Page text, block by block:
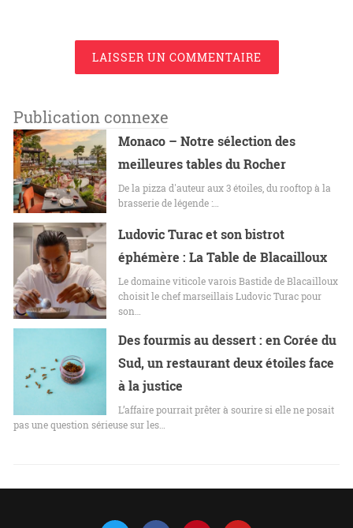
LAISSER UN COMMENTAIRE
Publication connexe
Monaco – Notre sélection des
meilleures tables du Rocher
De la pizza d'auteur aux 3 étoiles, du rooftop à la
brasserie de légende :…
Ludovic Turac et son bistrot
éphémère : La Table de Blacailloux
Le domaine viticole varois Bastide de Blacailloux
choisit le chef marseillais Ludovic Turac pour
son…
Des fourmis au dessert : en Corée du
Sud, un restaurant deux étoiles face
à la justice
L’affaire pourrait prêter à sourire si elle ne posait
pas une question sérieuse sur les…